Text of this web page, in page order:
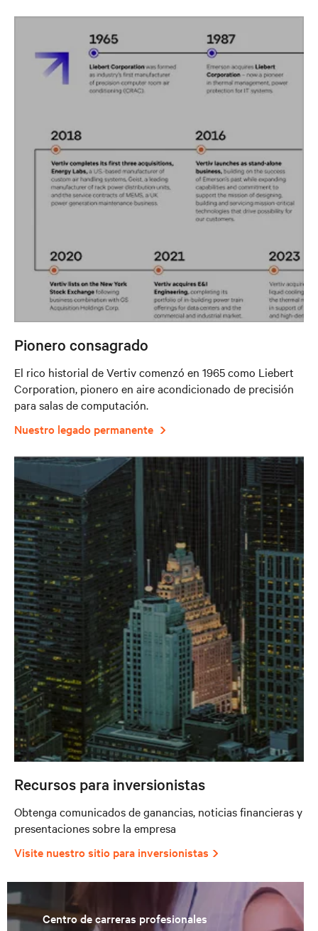
Pionero consagrado
El rico historial de Vertiv comenzó en 1965 como Liebert
Corporation, pionero en aire acondicionado de precisión
para salas de computación.
Nuestro legado permanente
Recursos para inversionistas
Obtenga comunicados de ganancias, noticias financieras y
presentaciones sobre la empresa
Visite nuestro sitio para inversionistas
Centro de carreras profesionales